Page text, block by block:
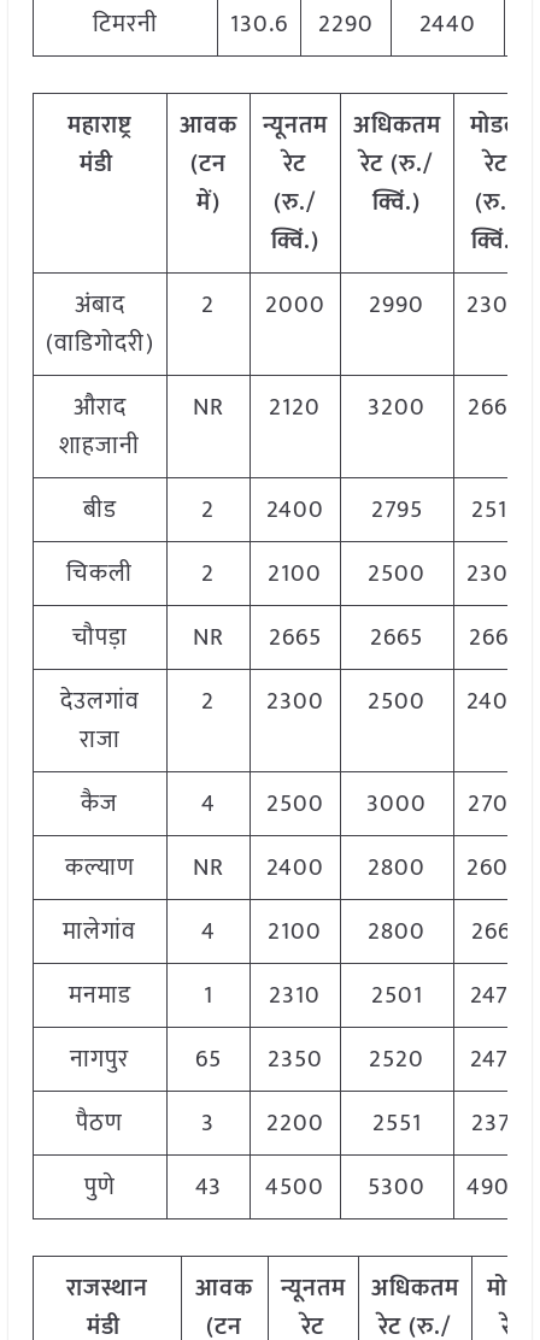
टिमरनी
130.6 2290 2440
महाराष्ट्र
मंडी
आवक
(टन
में)
न्यूनतम
रेट
(रु./
क्विं.)
अधिकतम
रेट (रु./
क्विं.)
मोडल
रेट
(रु./
क्विं.)
अंबाद
(वाडिगोदरी)
2 2000 2990 2300
औराद
शाहजानी
NR 2120 3200 2660
बीड 2 2400 2795
2519
चिकली
2 2100 2500
2300
चौपड़ा
NR 2665 2665
2665
देउलगांव
राजा
2 2300 2500 2400
कैज 4 2500 3000
2700
कल्याण
NR 2400 2800
2600
मालेगांव
4 2100 2800
2661
मनमाड
1 2310 2501
2476
नागपुर
65 2350 2520
2478
पैठण
3 2200 2551
2371
पुणे
43 4500 5300 4900
राजस्थान
मंडी
आवक
(टन
न्यूनतम
रेट
अधिकतम
रेट (रु./
मोडल
रेट